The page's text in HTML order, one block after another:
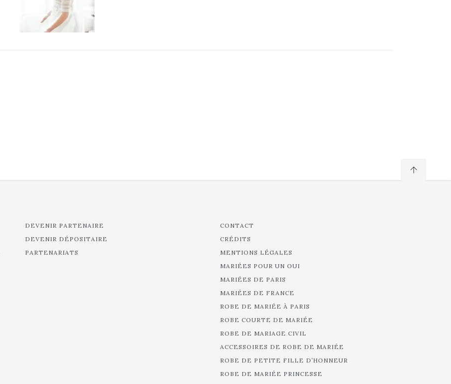
DEVENIR PARTENAIRE
DEVENIR DÉPOSITAIRE
PARTENARIATS
CONTACT
CRÉDITS
MENTIONS LÉGALES
MARIÉES POUR UN OUI
MARIÉES DE PARIS
MARIÉES DE FRANCE
ROBE DE MARIÉE À PARIS
ROBE COURTE DE MARIÉE
ROBE DE MARIAGE CIVIL
ACCESSOIRES DE ROBE DE MARIÉE
ROBE DE PETITE FILLE D’HONNEUR
ROBE DE MARIÉE PRINCESSE